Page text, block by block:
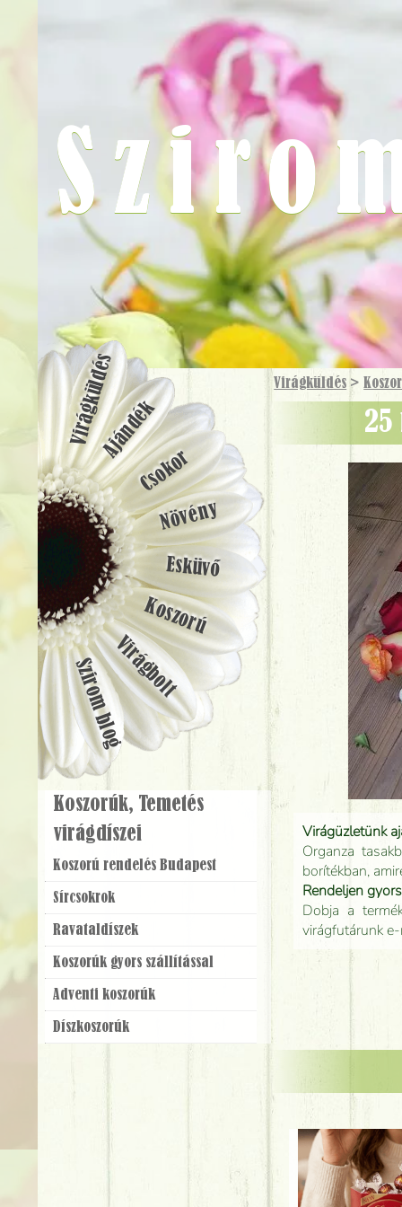
Virágküldés >
Virágüzletünk
Organza
borítékban,
Rendeljen
Dobja a
virágfutárunk
VirágküldésAjándék
Csokor
Növény
Esküvő
Koszorú
Virágbolt
Szirom blog
Koszorúk, Temetés
virágdíszei
Koszorú rendelés Budapest
Sírcsokrok
Ravatal­díszek
Koszorúk gyors szállítással
Adventi koszorúk
Dísz­koszorúk